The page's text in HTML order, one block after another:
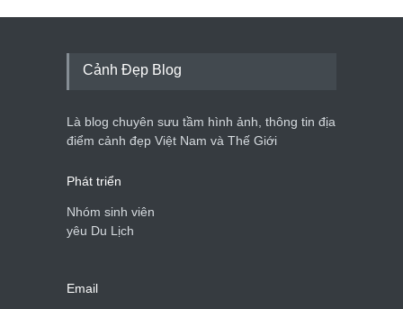
Tam giác mạch khoe sắc
du lịch quốc gia
Cảnh đẹp Việt Nam 24/04/2020
Cảnh Đẹp Blog
Là blog chuyên sưu tầm hình ảnh, thông tin địa
điểm cảnh đẹp Việt Nam và Thế Giới
Phát triển
Nhóm sinh viên
yêu Du Lịch
Email